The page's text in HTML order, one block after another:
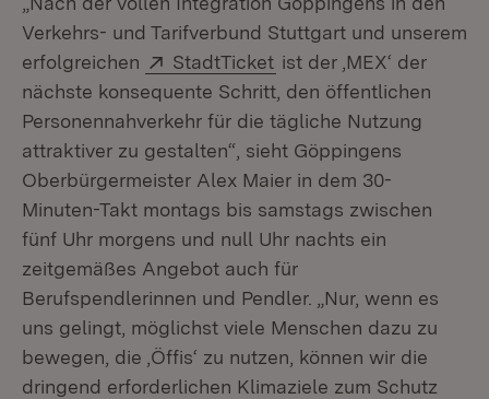
Verkehrs- und Tarifverbund Stuttgart und unserem
erfolgreichen
Extern:
StadtTicket (Öffnet in neuem
ist der ‚MEX‘ der
nächste konsequente Schritt, den öffentlichen
Personennahverkehr für die tägliche Nutzung
attraktiver zu gestalten“, sieht Göppingens
Oberbürgermeister Alex Maier in dem 30-
Minuten-Takt montags bis samstags zwischen
fünf Uhr morgens und null Uhr nachts ein
zeitgemäßes Angebot auch für
Berufspendlerinnen und Pendler. „Nur, wenn es
uns gelingt, möglichst viele Menschen dazu zu
bewegen, die ‚Öffis‘ zu nutzen, können wir die
dringend erforderlichen Klimaziele zum Schutz